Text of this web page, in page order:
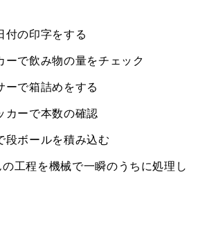
付の印字をする
ーで飲み物の量をチェック
ーで箱詰めをする
カーで本数の確認
段ボールを積み込む
工程を機械で一瞬のうちに処理し